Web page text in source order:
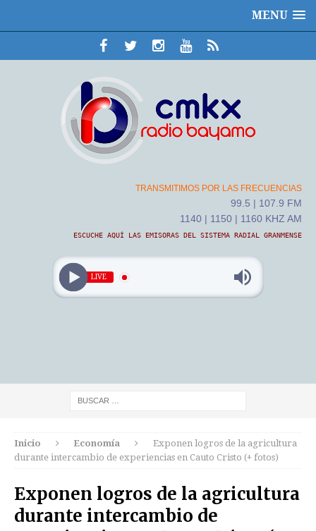
MENU
TRANSMITIMOS POR LAS FRECUENCIAS
99.5 | 107.9 FM
1140 | 1150 | 1160 KHZ AM
ESCUCHE AQUÍ LAS EMISORAS DEL SISTEMA RADIAL GRANMENSE
LIVE
Inicio Economía
Exponen logros de la agricultura
durante intercambio de experiencias en Cauto Cristo (+ fotos)
Exponen logros de la agricultura
durante intercambio de